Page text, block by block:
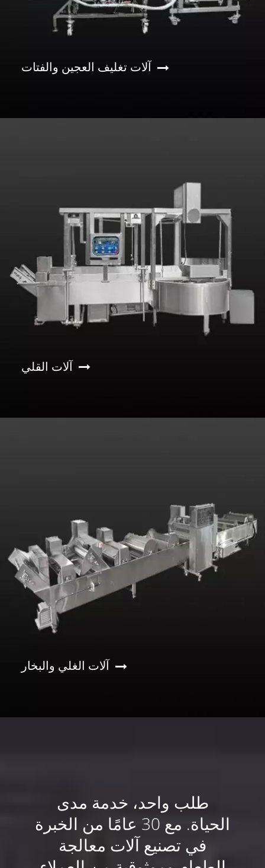
آلات تغليف العجين والفتات
آلات القلي
آلات الغلي والبخار
طلب واحد، خدمة مدى
الحياة. مع 30 عامًا من الخبرة
في تصنيع آلات معالجة